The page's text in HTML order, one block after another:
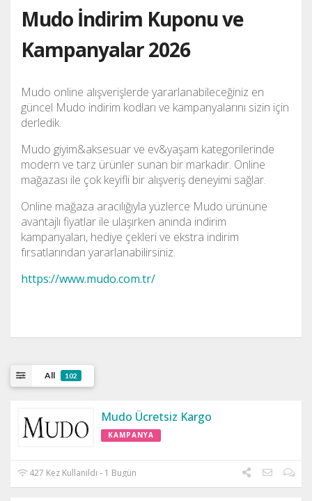
Mudo İndirim Kuponu ve
Kampanyalar 2026
Mudo online alışverişlerde yararlanabileceğiniz en
güncel Mudo indirim kodları ve kampanyalarını sizin için
derledik.
Mudo giyim&aksesuar ve ev&yaşam kategorilerinde
modern ve tarz ürünler sunan bir markadır. Online
mağazası ile çok keyifli bir alışveriş deneyimi sağlar.
Online mağaza aracılığıyla yüzlerce Mudo ürününe
avantajlı fiyatlar ile ulaşırken anında indirim
kampanyaları, hediye çekleri ve ekstra indirim
fırsatlarından yararlanabilirsiniz.
https://www.mudo.com.tr/
All 102
Mudo Ücretsiz Kargo
KAMPANYA
427 Kez Kullanıldı - 1 Bugün